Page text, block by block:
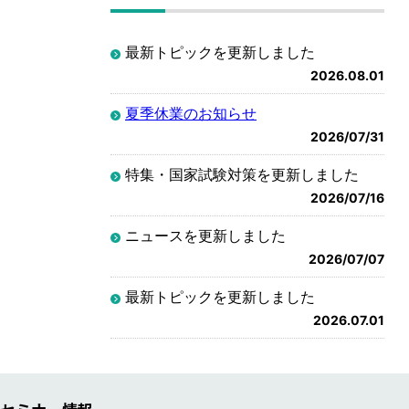
最新トピックを更新しました
2026.08.01
夏季休業のお知らせ
2026/07/31
特集・国家試験対策を更新しました
2026/07/16
ニュースを更新しました
2026/07/07
最新トピックを更新しました
2026.07.01